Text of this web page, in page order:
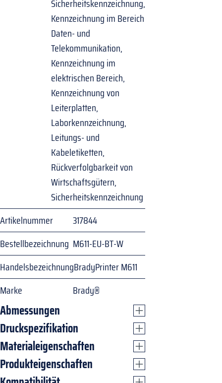
Sicherheitskennzeichnung,
Kennzeichnung im Bereich
Daten- und
Telekommunikation,
Kennzeichnung im
elektrischen Bereich,
Kennzeichnung von
Leiterplatten,
Laborkennzeichnung,
Leitungs- und
Kabeletiketten,
Rückverfolgbarkeit von
Wirtschaftsgütern,
Sicherheitskennzeichnung
Artikelnummer
317844
Bestellbezeichnung M611-EU-BT-W
HandelsbezeichnungBradyPrinter M611
Marke
Brady®
Abmessungen
Druckspezifikation
Materialeigenschaften
Produkteigenschaften